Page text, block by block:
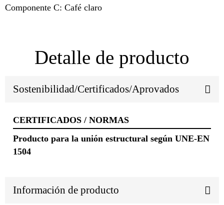
Componente C: Café claro
Detalle de producto
Sostenibilidad/Certificados/Aprovados
CERTIFICADOS / NORMAS
Producto para la unión estructural según UNE-EN
1504
Información de producto